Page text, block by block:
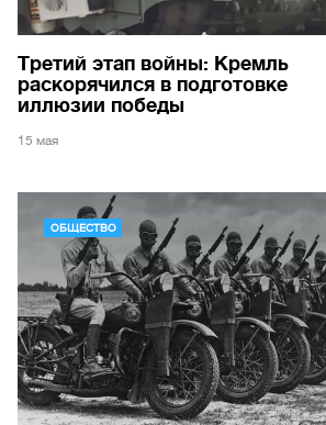
Третий этап войны: Кремль
раскорячился в подготовке
иллюзии победы
15 мая
ОБЩЕСТВО